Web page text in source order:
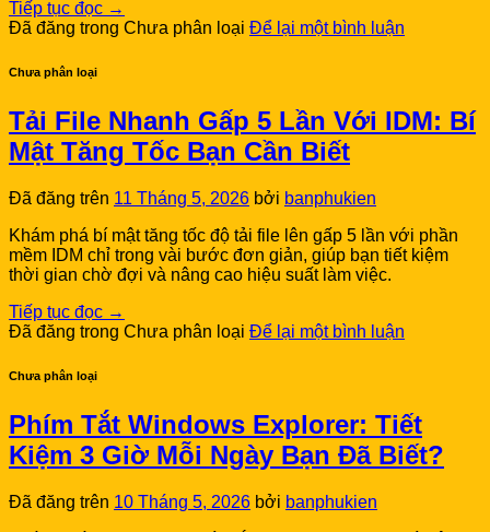
Tiếp tục đọc →
Đã đăng trong Chưa phân loại Để lại một bình luận
Chưa phân loại
Tải File Nhanh Gấp 5 Lần Với IDM: Bí
Mật Tăng Tốc Bạn Cần Biết
Đã đăng trên 11 Tháng 5, 2026 bởi banphukien
Khám phá bí mật tăng tốc độ tải file lên gấp 5 lần với phần
mềm IDM chỉ trong vài bước đơn giản, giúp bạn tiết kiệm
thời gian chờ đợi và nâng cao hiệu suất làm việc.
Tiếp tục đọc →
Đã đăng trong Chưa phân loại Để lại một bình luận
Chưa phân loại
Phím Tắt Windows Explorer: Tiết
Kiệm 3 Giờ Mỗi Ngày Bạn Đã Biết?
Đã đăng trên 10 Tháng 5, 2026 bởi banphukien